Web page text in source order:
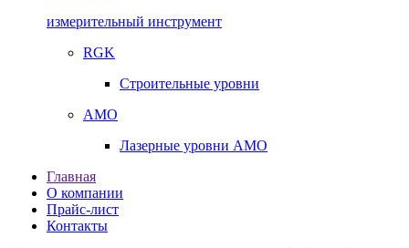
измерительный инструмент
RGK
Строительные уровни
AMO
Лазерные уровни AMO
Главная
О компании
Прайс-лист
Контакты